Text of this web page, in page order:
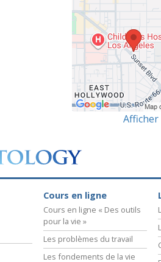
Afficher
Cours en ligne
Cours en ligne « Des outils
pour la vie »
Les problèmes du travail
Les fondements de la vie